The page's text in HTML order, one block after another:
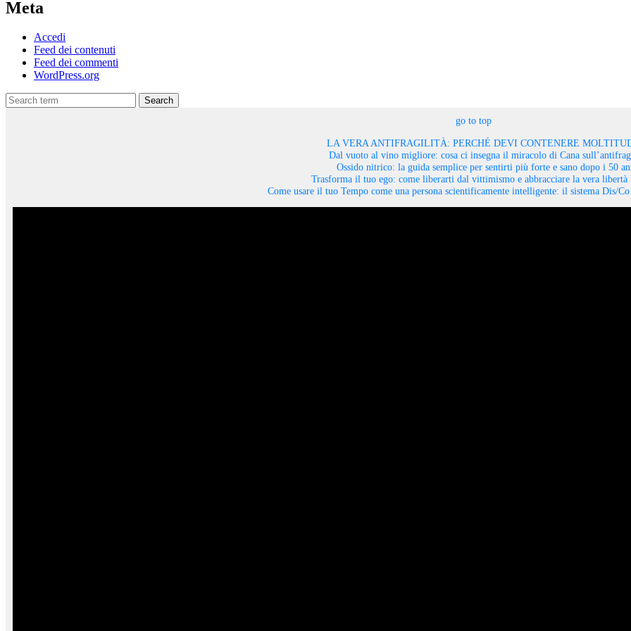
Meta
Accedi
Feed dei contenuti
Feed dei commenti
WordPress.org
Search
go to top
LA VERA ANTIFRAGILITÀ: PERCHÉ DEVI CONTENERE
Dal vuoto al vino migliore: cosa ci insegna il miracolo di Cana
Ossido nitrico: la guida semplice per sentirti più forte e sano dopo i 50
Trasforma il tuo ego: come liberarti dal vittimismo e abbracciare la vera libertà
Come usare il tuo Tempo come una persona scientificamente intelligente: il sistema Dis/